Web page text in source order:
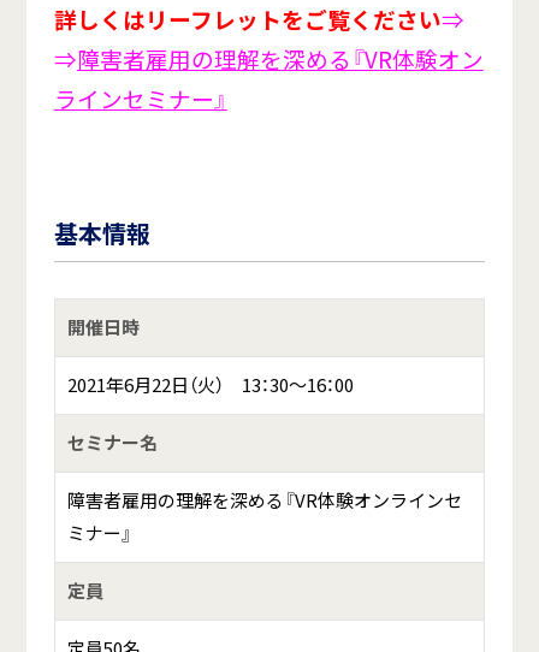
詳しくはリーフレットをご覧ください⇒
⇒障害者雇用の理解を深める『VR体験オン
ラインセミナー』
基本情報
開催日時
2021年6月22日（火） 13：30～16：00
セミナー名
障害者雇用の理解を深める『VR体験オンラインセ
ミナー』
定員